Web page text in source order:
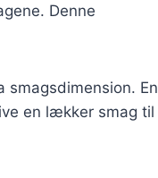
Denne
smagsdimension. En
en lækker smag til